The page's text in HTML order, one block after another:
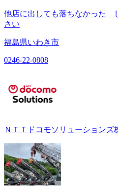
他店に出しても落ちなかった
さい
福島県いわき市
0246-22-0808
ＮＴＴドコモソリューションズ